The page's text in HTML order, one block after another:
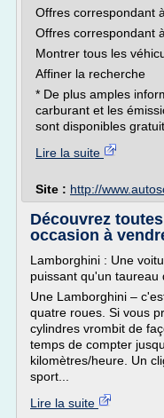
Offres correspondant
Offres correspondant
Montrer tous les
Affiner la recherche
* De plus amples
carburant et les
sont disponibles
Lire la suite
Site : http://
Découvrez
occasion à
Lamborghini : Une
puissant qu'un taureau
Une Lamborghini –
quatre roues. Si vous
cylindres vrombit de
temps de compter
kilomètres/heure. Un
sport...
Lire la suite